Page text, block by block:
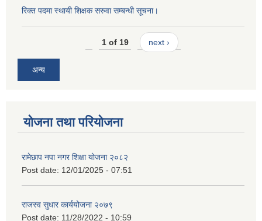
रिक्त पदमा स्थायी शिक्षक सरुवा सम्बन्धी सूचना।
1 of 19 next ›
अन्य
योजना तथा परियोजना
रामेछाप नपा नगर शिक्षा योजना २०८२
Post date: 12/01/2025 - 07:51
राजस्व सुधार कार्ययोजना २०७९
Post date: 11/28/2022 - 10:59